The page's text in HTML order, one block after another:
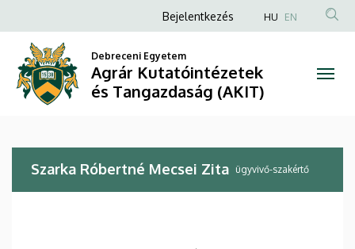
Róbertné
Mecsei
Zita
Agrár
a
tartalomra
Anonim
fiók
menüje
Bejelentkezés HU EN
Debreceni Egyetem
Agrár Kutatóintézetek
és Tangazdaság (AKIT)
Szarka Róbertné Mecsei Zita ügyvivő-szakértő